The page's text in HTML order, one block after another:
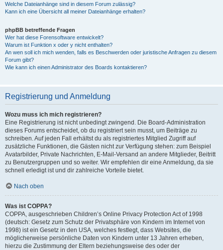
Welche Dateianhänge sind in diesem Forum zulässig?
Kann ich eine Übersicht all meiner Dateianhänge erhalten?
phpBB betreffende Fragen
Wer hat diese Forensoftware entwickelt?
Warum ist Funktion x oder y nicht enthalten?
An wen soll ich mich wenden, falls es Beschwerden oder juristische Anfragen zu diesem
Forum gibt?
Wie kann ich einen Administrator des Boards kontaktieren?
Registrierung und Anmeldung
Wozu muss ich mich registrieren?
Eine Registrierung ist nicht unbedingt zwingend. Die Board-Administration
dieses Forums entscheidet, ob du registriert sein musst, um Beiträge zu
schreiben. Auf jeden Fall erhältst du als registriertes Mitglied Zugriff auf
zusätzliche Funktionen, die Gästen nicht zur Verfügung stehen: zum Beispiel
Avatarbilder, Private Nachrichten, E-Mail-Versand an andere Mitglieder, Beitritt
zu Benutzergruppen und so weiter. Wir empfehlen dir eine Anmeldung, da sie
schnell erledigt ist und dir zahlreiche Vorteile bietet.
Nach oben
Was ist COPPA?
COPPA, ausgeschrieben Children’s Online Privacy Protection Act of 1998
(deutsch: Gesetz zum Schutz der Privatsphäre von Kindern im Internet von
1998) ist ein Gesetz in den USA, welches festlegt, dass Websites, die
möglicherweise persönliche Daten von Kindern unter 13 Jahren erheben,
hierzu die Zustimmung der Eltern beziehungsweise des oder der